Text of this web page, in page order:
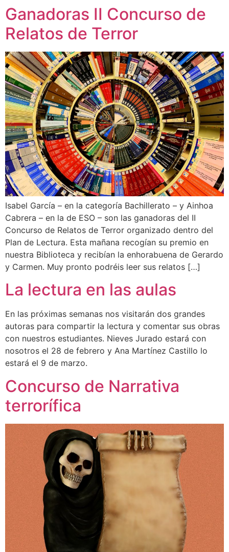
Ganadoras II Concurso de
Relatos de Terror
Isabel García – en la categoría Bachillerato – y Ainhoa
Cabrera – en la de ESO – son las ganadoras del II
Concurso de Relatos de Terror organizado dentro del
Plan de Lectura. Esta mañana recogían su premio en
nuestra Biblioteca y recibían la enhorabuena de Gerardo
y Carmen. Muy pronto podréis leer sus relatos […]
La lectura en las aulas
En las próximas semanas nos visitarán dos grandes
autoras para compartir la lectura y comentar sus obras
con nuestros estudiantes. Nieves Jurado estará con
nosotros el 28 de febrero y Ana Martínez Castillo lo
estará el 9 de marzo.
Concurso de Narrativa
terrorífica